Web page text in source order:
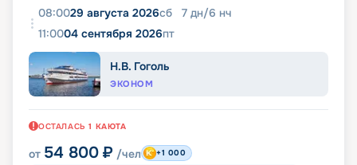
08:0029 августа 2026сб 7 дн/6 нч
11:0004 сентября 2026пт
Н.В. Гоголь
ЭКОНОМ
ОСТАЛАСЬ 1 КАЮТА
от 54 800 ₽ /чел +1 000